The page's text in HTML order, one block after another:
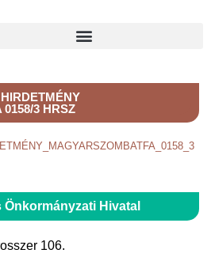
Hivatal
106.
3 HRSZ